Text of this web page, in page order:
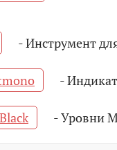
- Инструмент
-
- Уровни